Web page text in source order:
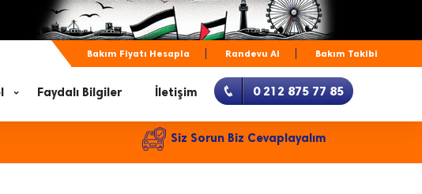
Bakım Fiyatı Hesapla Randevu Al Bakım Takibi
Faydalı Bilgiler İletişim 0 212 875 77 85
Siz Sorun Biz Cevaplayalım